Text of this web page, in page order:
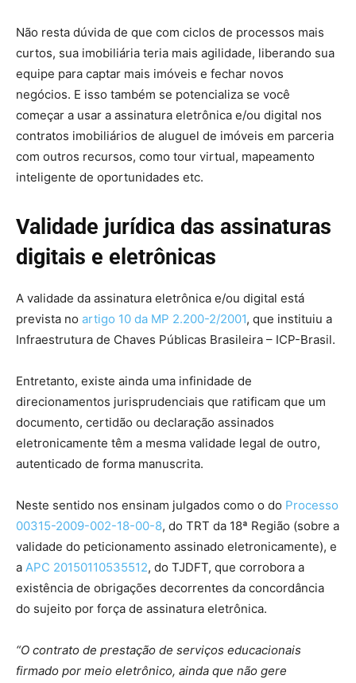
Não resta dúvida de que com ciclos de processos mais
curtos, sua imobiliária teria mais agilidade, liberando sua
equipe para captar mais imóveis e fechar novos
negócios. E isso também se potencializa se você
começar a usar a assinatura eletrônica e/ou digital nos
contratos imobiliários de aluguel de imóveis em parceria
com outros recursos, como tour virtual, mapeamento
inteligente de oportunidades etc.
Validade jurídica das assinaturas
digitais e eletrônicas
A validade da assinatura eletrônica e/ou digital está
prevista no artigo 10 da MP 2.200-2/2001, que instituiu a
Infraestrutura de Chaves Públicas Brasileira – ICP-Brasil.
Entretanto, existe ainda uma infinidade de
direcionamentos jurisprudenciais que ratificam que um
documento, certidão ou declaração assinados
eletronicamente têm a mesma validade legal de outro,
autenticado de forma manuscrita.
Neste sentido nos ensinam julgados como o do Processo
00315-2009-002-18-00-8, do TRT da 18ª Região (sobre a
validade do peticionamento assinado eletronicamente), e
a APC 20150110535512, do TJDFT, que corrobora a
existência de obrigações decorrentes da concordância
do sujeito por força de assinatura eletrônica.
“O contrato de prestação de serviços educacionais
firmado por meio eletrônico, ainda que não gere